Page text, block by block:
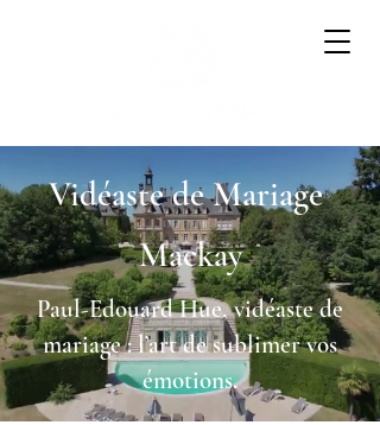
Vidéaste de Mariage
Mackay
Paul-Edouard Hue, vidéaste de
mariage : l’art de sublimer vos
émotions.